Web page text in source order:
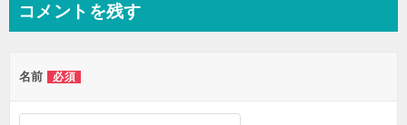
ビ
ー
シ
コメントを残す
名前 必須